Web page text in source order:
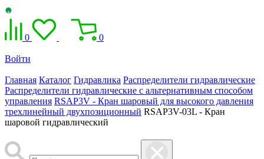
0 0
Войти
Главная Каталог Гидравлика Распределители гидравлические
Распределители гидравлические с альтернативным способом
управления RSAP3V - Кран шаровый для высокого давления
трехлинейный двухпозиционный RSAP3V-03L - Кран
шаровой гидравлический